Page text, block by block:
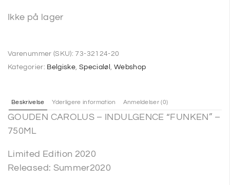
Ikke på lager
Varenummer (SKU):73-32124-20
Kategorier: Belgiske, Specialøl , Webshop
Beskrivelse Yderligere information Anmeldelser (0)
GOUDEN CAROLUS – INDULGENCE “FUNKEN” –
750ML
Limited Edition 2020
Released: Summer2020